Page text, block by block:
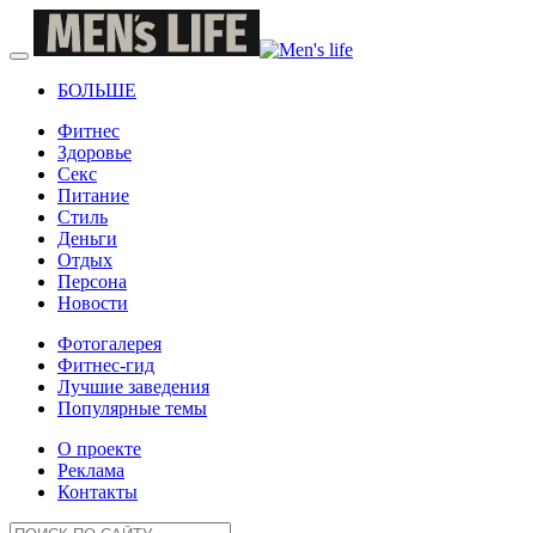
БОЛЬШЕ
Фитнес
Здоровье
Секс
Питание
Стиль
Деньги
Отдых
Персона
Новости
Фотогалерея
Фитнес-гид
Лучшие заведения
Популярные темы
О проекте
Реклама
Контакты